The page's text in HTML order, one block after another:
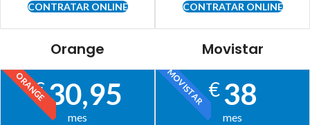
CONTRATAR ONLINE CONTRATAR ONLINE
Orange
ORANGE
€30,95
mes
Movistar
MOVISTAR€38
mes